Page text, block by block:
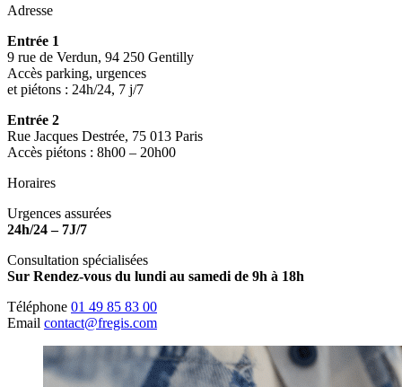
Adresse
Entrée 1
9 rue de Verdun, 94 250 Gentilly
Accès parking, urgences
et piétons : 24h/24, 7 j/7
Entrée 2
Rue Jacques Destrée, 75 013 Paris
Accès piétons : 8h00 – 20h00
Horaires
Urgences assurées
24h/24 – 7J/7
Consultation spécialisées
Sur Rendez-vous du lundi au samedi de 9h à 18h
Téléphone 01 49 85 83 00
Email contact@fregis.com